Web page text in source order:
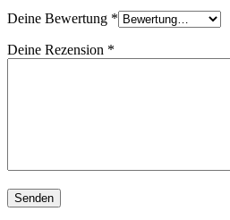
Deine Bewertung *
Deine Rezension *